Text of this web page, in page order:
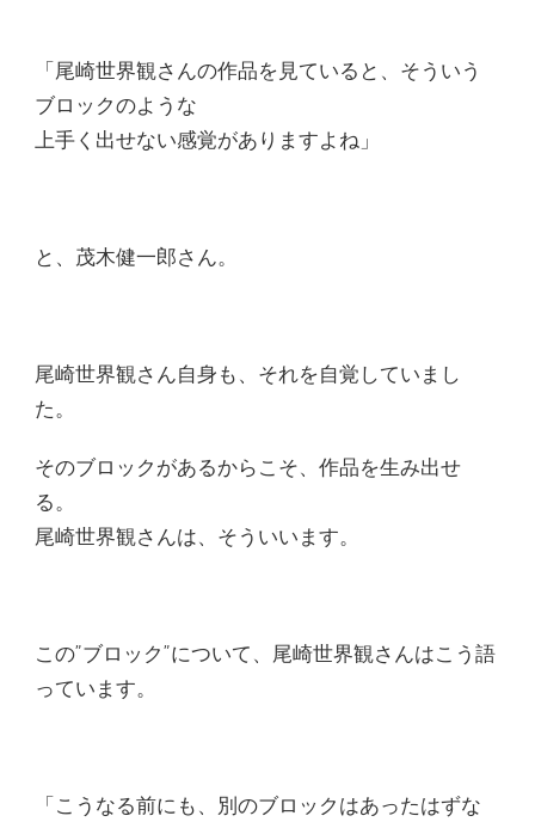
「尾崎世界観さんの作品を見ていると、そういう
ブロックのような
上手く出せない感覚がありますよね」
と、茂木健一郎さん。
尾崎世界観さん自身も、それを自覚していまし
た。
そのブロックがあるからこそ、作品を生み出せ
る。
尾崎世界観さんは、そういいます。
この”ブロック”について、尾崎世界観さんはこう語
っています。
「こうなる前にも、別のブロックはあったはずな